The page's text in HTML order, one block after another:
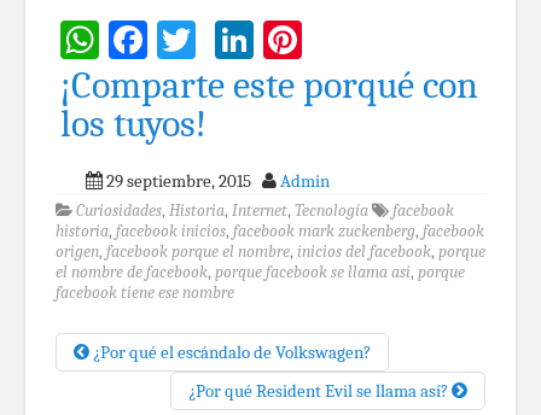
WhatsApp
Facebook
TwitterLinkedIn
¡Comparte este porqué con
los tuyos!
29 septiembre, 2015 Admin
Curiosidades, Historia, Internet, Tecnología
facebook
historia, facebook inicios, facebook mark zuckenberg, facebook
origen, facebook porque el nombre, inicios del facebook, porque
el nombre de facebook, porque facebook se llama asi, porque
facebook tiene ese nombre
¿Por qué el escándalo de Volkswagen?
¿Por qué Resident Evil se llama así?